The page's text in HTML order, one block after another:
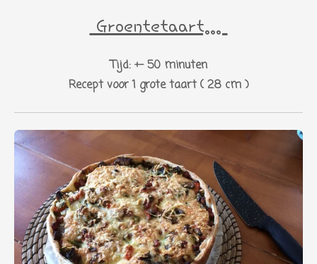
Groentetaart...
Tijd: +- 50 minuten
Recept voor 1 grote taart ( 28 cm )